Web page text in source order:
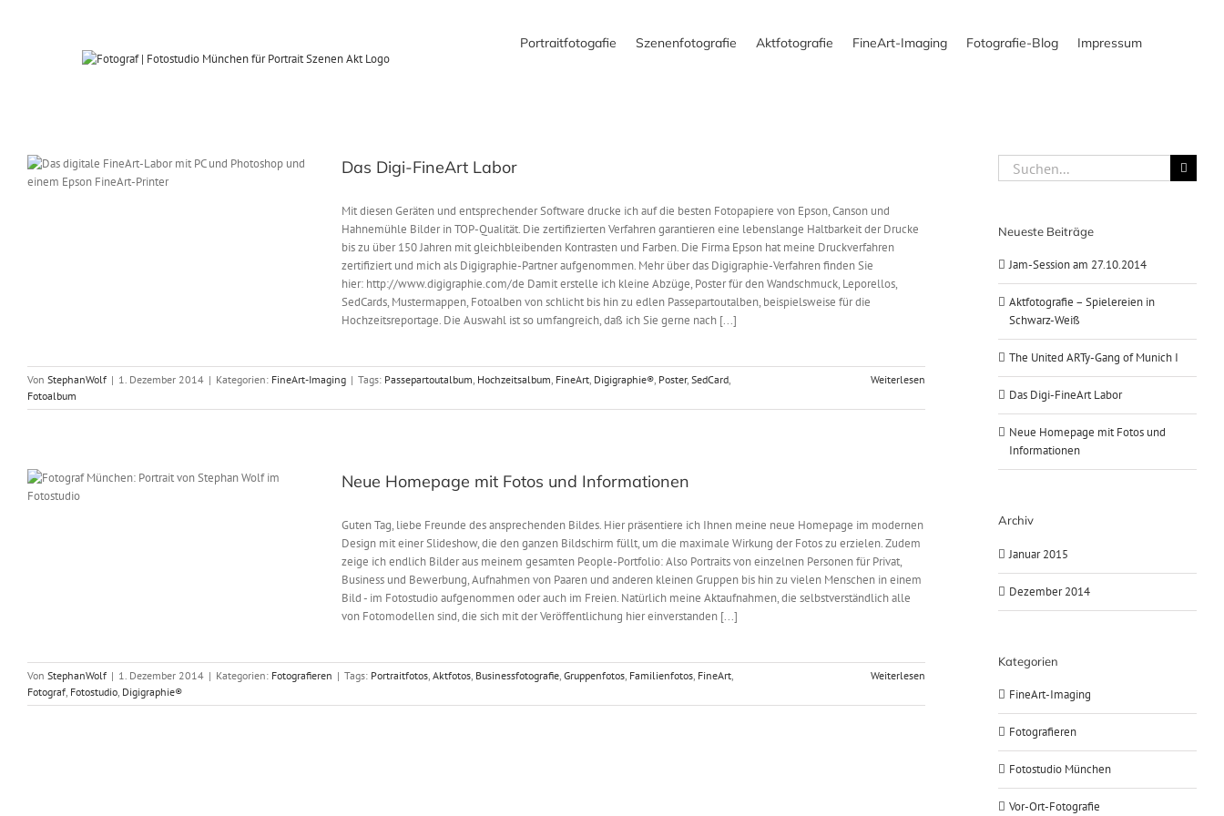
Portraitfotogafie Szenenfotografie Aktfotografie FineArt-Imaging Fotografie-Blog Impressum
Das Digi-FineArt Labor
Mit diesen Geräten und entsprechender Software drucke ich auf die besten Fotopapiere von Epson, Canson und
Hahnemühle Bilder in TOP-Qualität. Die zertifizierten Verfahren garantieren eine lebenslange Haltbarkeit der Drucke
bis zu über 150 Jahren mit gleichbleibenden Kontrasten und Farben. Die Firma Epson hat meine Druckverfahren
zertifiziert und mich als Digigraphie-Partner aufgenommen. Mehr über das Digigraphie-Verfahren finden Sie
hier: http://www.digigraphie.com/de Damit erstelle ich kleine Abzüge, Poster für den Wandschmuck, Leporellos,
SedCards, Mustermappen, Fotoalben von schlicht bis hin zu edlen Passepartoutalben, beispielsweise für die
Hochzeitsreportage. Die Auswahl ist so umfangreich, daß ich Sie gerne nach [...]
Von StephanWolf | 1. Dezember 2014 | Kategorien: FineArt-Imaging | Tags: Passepartoutalbum, Hochzeitsalbum, FineArt, Digigraphie®, Poster, SedCard,
Fotoalbum
Weiterlesen
Neue Homepage mit Fotos und Informationen
Guten Tag, liebe Freunde des ansprechenden Bildes. Hier präsentiere ich Ihnen meine neue Homepage im modernen
Design mit einer Slideshow, die den ganzen Bildschirm füllt, um die maximale Wirkung der Fotos zu erzielen. Zudem
zeige ich endlich Bilder aus meinem gesamten People-Portfolio: Also Portraits von einzelnen Personen für Privat,
Business und Bewerbung, Aufnahmen von Paaren und anderen kleinen Gruppen bis hin zu vielen Menschen in einem
Bild - im Fotostudio aufgenommen oder auch im Freien. Natürlich meine Aktaufnahmen, die selbstverständlich alle
von Fotomodellen sind, die sich mit der Veröffentlichung hier einverstanden [...]
Von StephanWolf | 1. Dezember 2014 | Kategorien: Fotografieren | Tags: Portraitfotos, Aktfotos, Businessfotografie, Gruppenfotos, Familienfotos, FineArt,
Fotograf, Fotostudio, Digigraphie®
Weiterlesen
Suche
nach:
Neueste Beiträge
Jam-Session am 27.10.2014
Aktfotografie – Spielereien in
Schwarz-Weiß
The United ARTy-Gang of Munich I
Das Digi-FineArt Labor
Neue Homepage mit Fotos und
Informationen
Archiv
Januar 2015
Dezember 2014
Kategorien
FineArt-Imaging
Fotografieren
Fotostudio München
Vor-Ort-Fotografie